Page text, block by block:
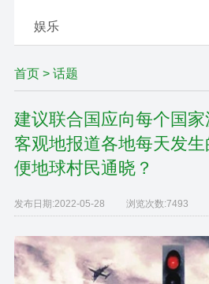
娱乐
首页> 话题
建议联合国应向每个国
客观地报道各地每天发
便地球村民通晓？
发布日期:2022-05-28 浏览次数:7493